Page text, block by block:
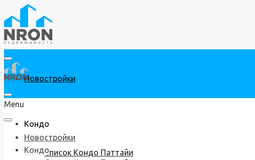
Новостройки
Кондо
Список Кондо Паттайи
Menu
Новостройки
Кондо